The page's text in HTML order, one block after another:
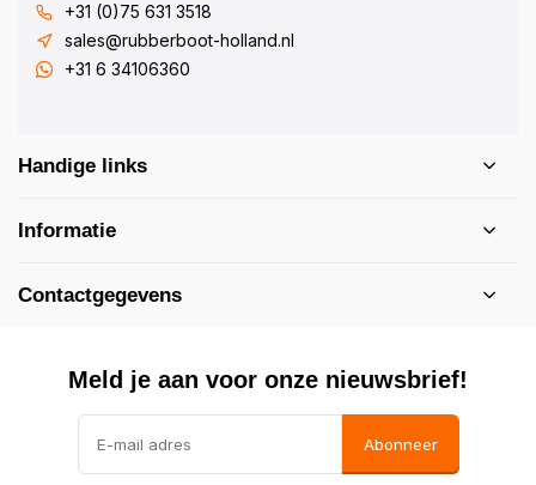
+31 (0)75 631 3518
sales@rubberboot-holland.nl
+31 6 34106360
Handige links
Informatie
Contactgegevens
Meld je aan voor onze nieuwsbrief!
Abonneer